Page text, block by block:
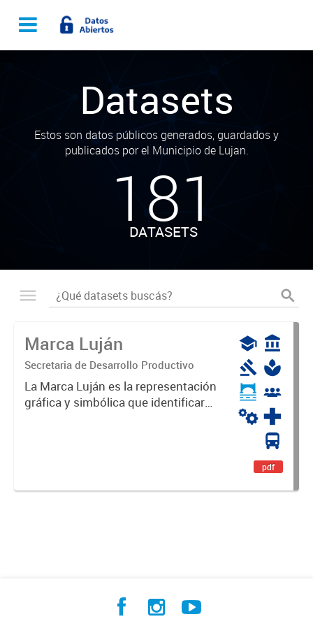
Datasets
Estos son datos públicos generados, guardados y
publicados por el Municipio de Lujan.
181
DATASETS
Marca Luján
Secretaria de Desarrollo Productivo
La Marca Luján es la representación
gráfica y simbólica que identificará
pdf